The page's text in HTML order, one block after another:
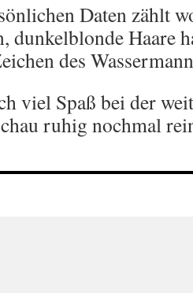
Daten zählt
dunkelblonde Haare
des
viel Spaß bei der
ruhig nochmal